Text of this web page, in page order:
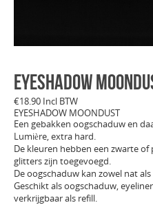
EYESHADOW
€18.90 Incl BTW
EYESHADOW MOONDUST
Een gebakken oogschaduw en
Lumière, extra hard.
De kleuren hebben een zwarte
glitters zijn toegevoegd.
De oogschaduw kan zowel nat
Geschikt als oogschaduw,
verkrijgbaar als refill.